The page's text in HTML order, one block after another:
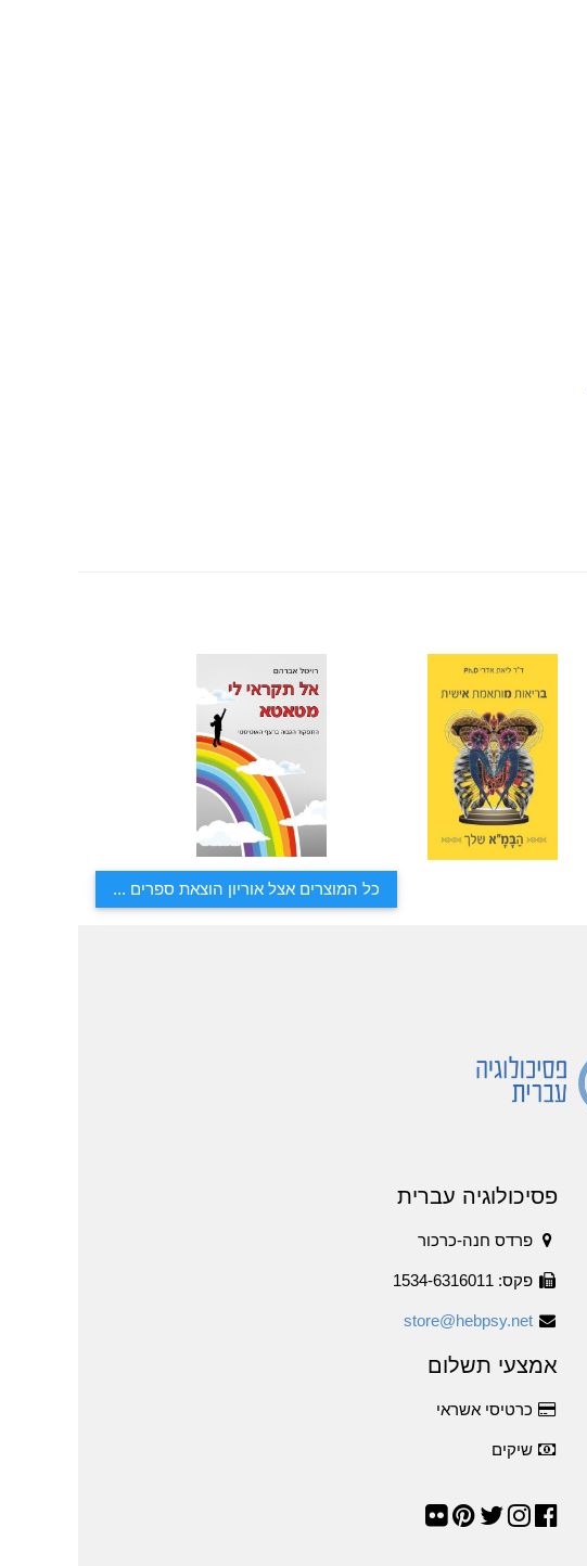
כל המוצרים אצל אוריון הוצאת ספרים ...
פסיכולוגיה עברית
פרדס חנה-כרכור
פקס: 1534-6316011
store@hebpsy.net
אמצעי תשלום
כרטיסי אשראי
שיקים